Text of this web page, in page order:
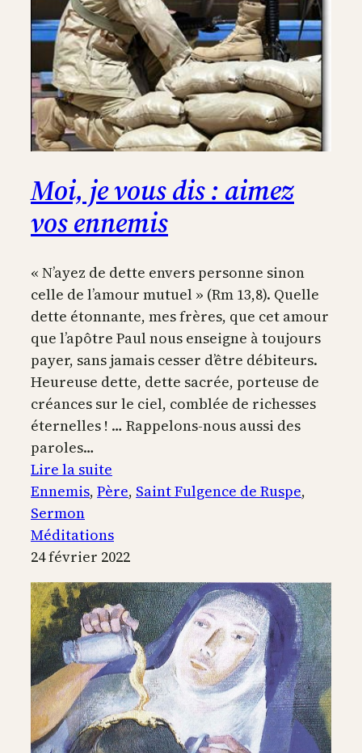
Moi, je vous dis : aimez
vos ennemis
« N’ayez de dette envers personne sinon
celle de l’amour mutuel » (Rm 13,8). Quelle
dette étonnante, mes frères, que cet amour
que l’apôtre Paul nous enseigne à toujours
payer, sans jamais cesser d’être débiteurs.
Heureuse dette, dette sacrée, porteuse de
créances sur le ciel, comblée de richesses
éternelles ! … Rappelons-nous aussi des
paroles…
Lire la suite
Moi,
vous
dis
:
aimez
vos
ennemis
Ennemis, Père, Saint Fulgence de Ruspe
Sermon
Méditations
24 février 2022